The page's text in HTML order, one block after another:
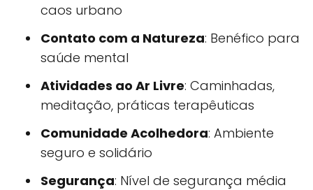
caos urbano
Contato com a Natureza: Benéfico para
saúde mental
Atividades ao Ar Livre: Caminhadas,
meditação, práticas terapêuticas
Comunidade Acolhedora: Ambiente
seguro e solidário
Segurança: Nível de segurança média